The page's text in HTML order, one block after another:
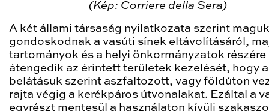
(Kép: Corriere della Sera)
A két állami társaság nyilatkozata szerint maguk
gondoskodnak a vasúti sínek eltávolításáról,
tartományok és a helyi önkormányzatok részére
átengedik az érintett területek kezelését, hogy
belátásuk szerint aszfaltozott, vagy földúton
rajta végig a kerékpáros útvonalakat. Ezáltal a
egyrészt mentesül a használaton kívüli